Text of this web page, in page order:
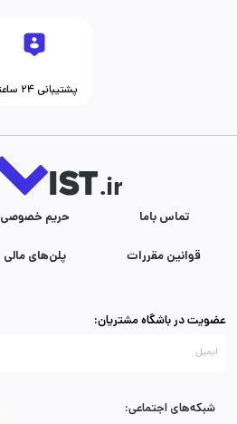
پشتیبانی ۲۴ ساعته
حریم خصوصی تماس با‌ما
پلن‌های مالی قوانین مقررات
عضویت در باشگاه مشتریان:
شبکه‌های اجتماعی: